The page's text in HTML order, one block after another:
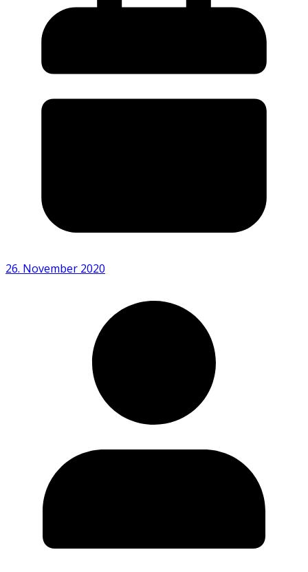
26. November 2020